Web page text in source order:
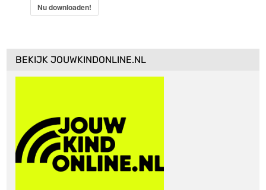
Nu downloaden!
BEKIJK JOUWKINDONLINE.NL